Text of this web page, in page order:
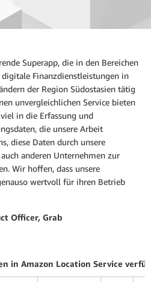
Superapp, die in den Bereichen
Finanzdienstleistungen in
der Region Südostasien tätig
unvergleichlichen Service bieten
in die Erfassung und
die unsere Arbeit
diese Daten durch unsere
anderen Unternehmen zur
Wir hoffen, dass unsere
wertvoll für ihren Betrieb
Officer, Grab
in Amazon Location Service